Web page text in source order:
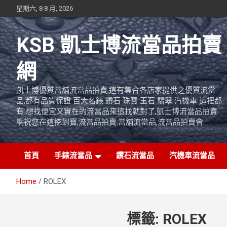
to
content
星期六, 8 8 月, 2026
KSB 凱士博流當品拍賣
網
凱士博優質當舖流當品拍賣,這有集合各店家提供之優質流當
品,都有品質保證 百大名錶 鑽石 珠寶 玉石 翡翠 汽機車 這裡都
有 想找便宜又實在的流當品來這找就對了,凱士博流當品拍賣
網祝您在這挖到寶,流當品拍賣,當舖流當品,流當品拍賣會
首頁 手錶流當品 鑽石流當品 汽機車流當品
Home ROLEX
標籤: ROLEX